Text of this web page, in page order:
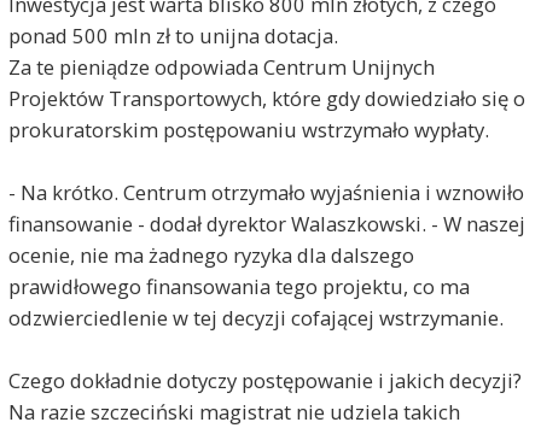
ponad 500 mln zł to unijna dotacja.
Za te pieniądze odpowiada Centrum Unijnych
Projektów Transportowych, które gdy dowiedziało się o
prokuratorskim postępowaniu wstrzymało wypłaty.
- Na krótko. Centrum otrzymało wyjaśnienia i wznowiło
finansowanie - dodał dyrektor Walaszkowski. - W naszej
ocenie, nie ma żadnego ryzyka dla dalszego
prawidłowego finansowania tego projektu, co ma
odzwierciedlenie w tej decyzji cofającej wstrzymanie.
Czego dokładnie dotyczy postępowanie i jakich decyzji?
Na razie szczeciński magistrat nie udziela takich